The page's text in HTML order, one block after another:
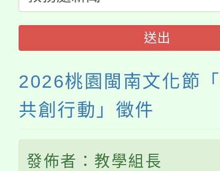
《TA101》溝通分析基
程，歡迎學生輔導中心
系所師生報名參加。
送出
2026桃園閩南文化節
共創行動」徵件
發佈者：教學組長